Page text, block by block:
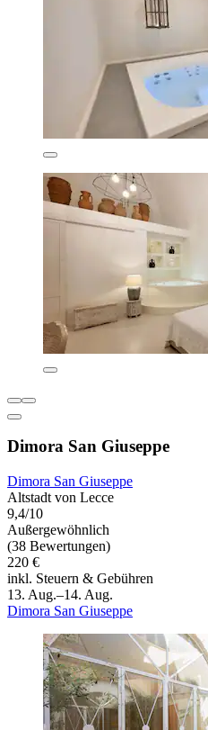
Dimora San Giuseppe
Dimora San Giuseppe
Altstadt von Lecce
9,4/10
Außergewöhnlich
(38 Bewertungen)
220 €
inkl. Steuern & Gebühren
13. Aug.–14. Aug.
Dimora San Giuseppe